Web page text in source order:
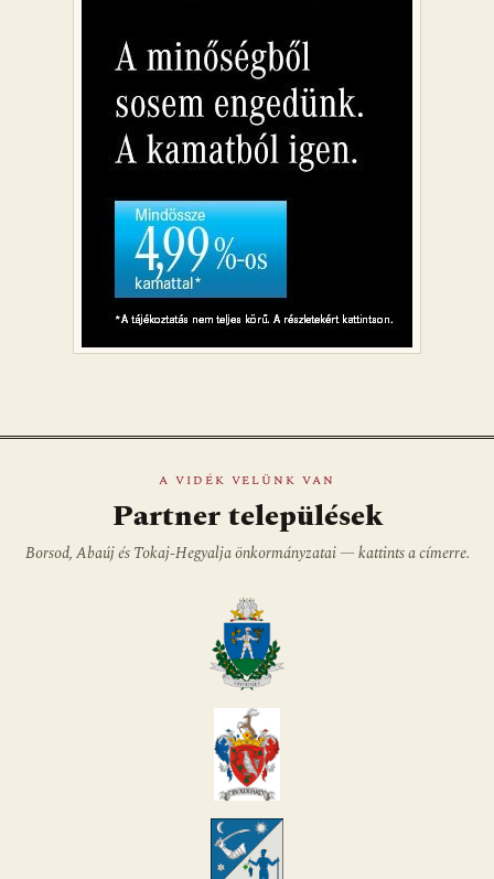
A VIDÉK VELÜNK VAN
Partner települések
Borsod, Abaúj és Tokaj-Hegyalja önkormányzatai — kattints a címerre.